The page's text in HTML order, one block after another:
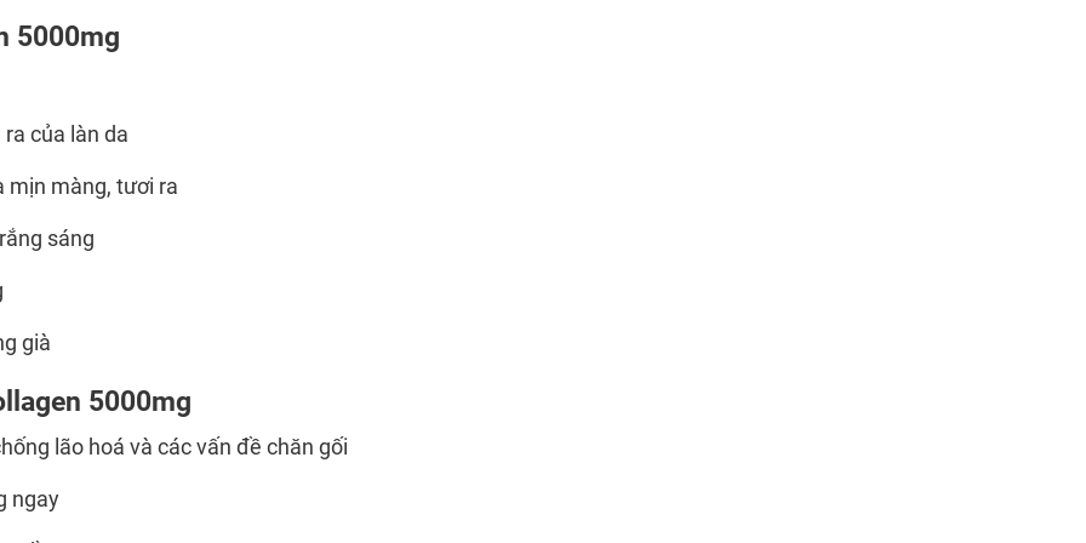
5000mg
của làn da
mịn màng, tươi ra
sáng
già
5000mg
lão hoá và các vấn đề chăn gối
ngay